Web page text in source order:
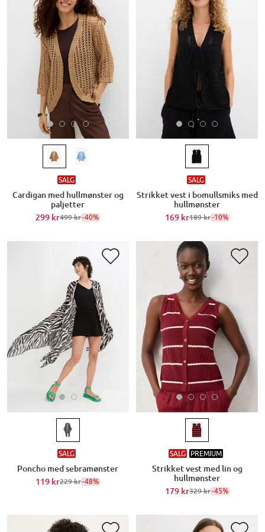
SALG
Cardigan med hullmønster og
paljetter
299 kr499 kr-40%
SALG
Strikket vest i bomullsmiks med
hullmønster
169 kr189 kr-10%
SALG
Poncho med sebramønster
119 kr229 kr-48%
SALG PREMIUM
Strikket vest med lin og
hullmønster
179 kr329 kr-45%